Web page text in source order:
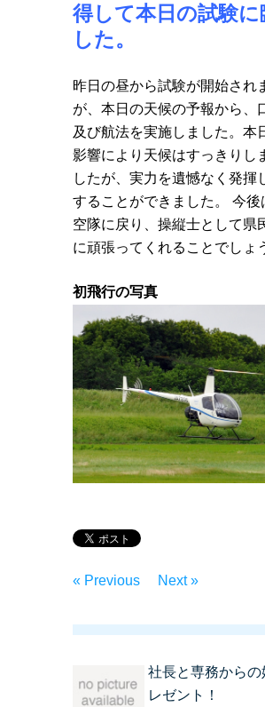
得して本日の試験に
した。
昨日の昼から試験が開始され
が、本日の天候の予報から、
及び航法を実施しました。本
影響により天候はすっきりし
したが、実力を遺憾なく発揮
することができました。 今後
空隊に戻り、操縦士として県
に頑張ってくれることでしょ
初飛行の写真
« Previous Next »
社長と専務から
レゼント！